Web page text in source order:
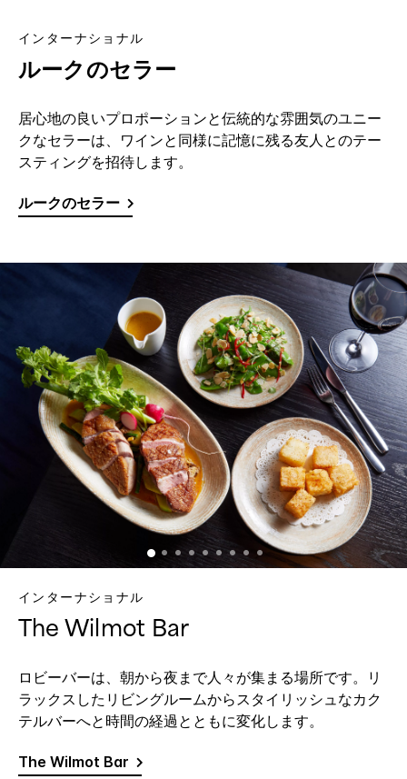
インターナショナル
ルークのセラー
居心地の良いプロポーションと伝統的な雰囲気のユニー
クなセラーは、ワインと同様に記憶に残る友人とのテー
スティングを招待します。
ルークのセラー
インターナショナル
The Wilmot Bar
ロビーバーは、朝から夜まで人々が集まる場所です。リ
ラックスしたリビングルームからスタイリッシュなカク
テルバーへと時間の経過とともに変化します。
The Wilmot Bar